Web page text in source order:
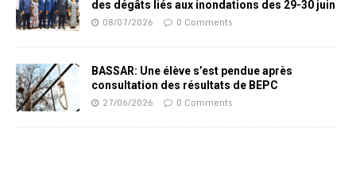
des dégâts liés aux inondations des 29-30 juin
08/07/2026 0 Comments
BASSAR: Une élève s’est pendue après
consultation des résultats de BEPC
27/06/2026 0 Comments